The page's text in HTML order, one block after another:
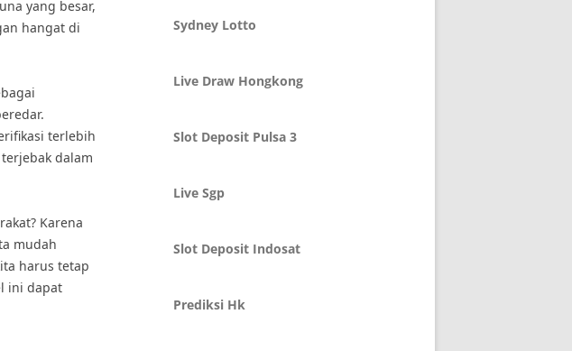
yang besar,
hangat di
terlebih
dalam
Karena
mudah
harus tetap
ini dapat
Sydney Lotto
Live Draw Hongkong
Slot Deposit Pulsa 3
Live Sgp
Slot Deposit Indosat
Prediksi Hk